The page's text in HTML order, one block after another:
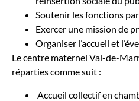
Soutenir les fonctions
Exercer une mission de
Organiser l’accueil et
Le centre maternel Val-de-
réparties comme suit :
Accueil collectif en